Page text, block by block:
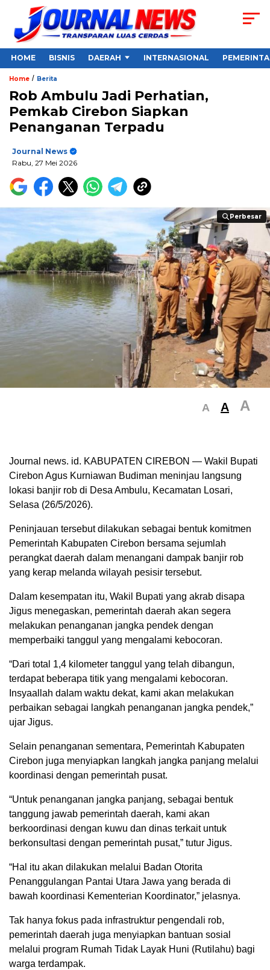
HOME BISNIS DAERAH INTERNASIONAL
Home / Berita
Rob Ambulu Jadi Perhatian,
Pemkab Cirebon Siapkan
Penanganan Terpadu
Journal News
Rabu, 27 Mei 2026
Perbesar
Perbesar
A A A
Journal news. id. KABUPATEN CIREBON — Wakil Bupati
Cirebon Agus Kurniawan Budiman meninjau langsung
lokasi banjir rob di Desa Ambulu, Kecamatan Losari,
Selasa (26/5/2026).
Peninjauan tersebut dilakukan sebagai bentuk komitmen
Pemerintah Kabupaten Cirebon bersama sejumlah
perangkat daerah dalam menangani dampak banjir rob
yang kerap melanda wilayah pesisir tersebut.
Dalam kesempatan itu, Wakil Bupati yang akrab disapa
Jigus menegaskan, pemerintah daerah akan segera
melakukan penanganan jangka pendek dengan
memperbaiki tanggul yang mengalami kebocoran.
“Dari total 1,4 kilometer tanggul yang telah dibangun,
terdapat beberapa titik yang mengalami kebocoran.
Insyaallah dalam waktu dekat, kami akan melakukan
perbaikan sebagai langkah penanganan jangka pendek,”
ujar Jigus.
Selain penanganan sementara, Pemerintah Kabupaten
Cirebon juga menyiapkan langkah jangka panjang melalui
koordinasi dengan pemerintah pusat.
“Untuk penanganan jangka panjang, sebagai bentuk
tanggung jawab pemerintah daerah, kami akan
berkoordinasi dengan kuwu dan dinas terkait untuk
berkonsultasi dengan pemerintah pusat,” tutur Jigus.
“Hal itu akan dilakukan melalui Badan Otorita
Penanggulangan Pantai Utara Jawa yang berada di
bawah koordinasi Kementerian Koordinator,” jelasnya.
Tak hanya fokus pada infrastruktur pengendali rob,
pemerintah daerah juga menyiapkan bantuan sosial
melalui program Rumah Tidak Layak Huni (Rutilahu) bagi
warga terdampak.